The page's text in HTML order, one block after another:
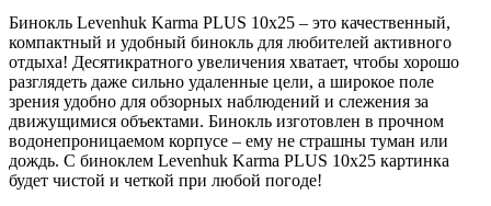
Бинокль Levenhuk Karma PLUS 10x25 – это качественный,
компактный и удобный бинокль для любителей активного
отдыха! Десятикратного увеличения хватает, чтобы хорошо
разглядеть даже сильно удаленные цели, а широкое поле
зрения удобно для обзорных наблюдений и слежения за
движущимися объектами. Бинокль изготовлен в прочном
водонепроницаемом корпусе – ему не страшны туман или
дождь. С биноклем Levenhuk Karma PLUS 10x25 картинка
будет чистой и четкой при любой погоде!